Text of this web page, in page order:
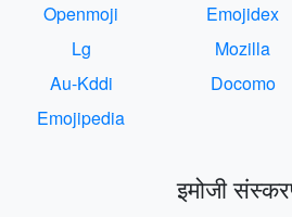
Openmoji
Emojidex
Lg
Mozilla
Au-Kddi
Docomo
Emojipedia
इमोजी